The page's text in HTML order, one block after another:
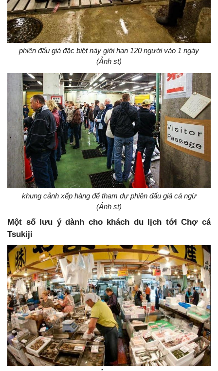
phiên đấu giá đặc biệt này giới hạn 120 người vào 1 ngày
(Ảnh st)
khung cảnh xếp hàng để tham dự phiên đấu giá cá ngừ
(Ảnh st)
Một số lưu ý dành cho khách du lịch tới Chợ cá
Tsukiji